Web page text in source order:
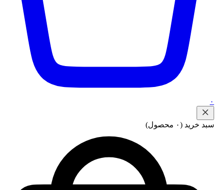
۰
سبد خرید (۰ محصول)